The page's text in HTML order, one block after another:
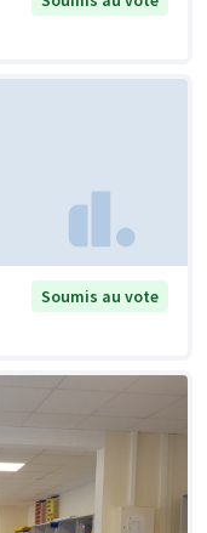
Soumis au vote